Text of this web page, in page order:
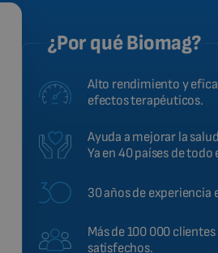
¿Por qué Biomag?
Alto rendimiento y
efectos terapéuticos.
Ayuda a mejorar la
Ya en 40 países de
30 años de experiencia
Más de 100 000 clientes
satisfechos.